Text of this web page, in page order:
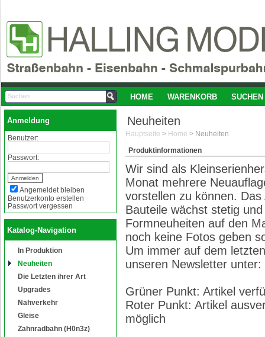
HOME WARENKORB SUCHEN
Anmeldung
Benutzer:
Passwort:
Angemeldet bleiben
Benutzerkonto erstellen
Passwort vergessen
Katalog-Navigation
In Produktion
Neuheiten
Die Letzten ihrer Art
Upgrades
Nahverkehr
Gleise
Zahnradbahn (H0n3z)
Neuheiten
Hauptseite > Home > Neuheiten
Produktinformationen
Wir sind als
Monat mehrere
vorstellen zu können.
Bauteile wächst stetig
Formneuheiten auf den
noch keine Fotos geben
Um immer auf dem
unseren Newsletter
Grüner Punkt: Artikel
Roter Punkt: Artikel
möglich